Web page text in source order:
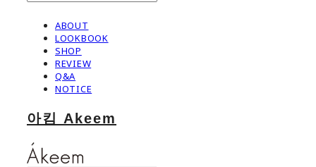
ABOUT
LOOKBOOK
SHOP
REVIEW
Q&A
NOTICE
아킴 Akeem